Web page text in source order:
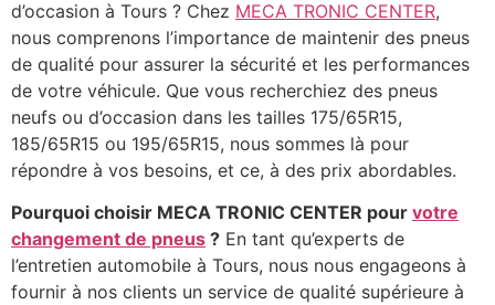
d’occasion à Tours ? Chez MECA TRONIC CENTER,
nous comprenons l’importance de maintenir des pneus
de qualité pour assurer la sécurité et les performances
de votre véhicule. Que vous recherchiez des pneus
neufs ou d’occasion dans les tailles 175/65R15,
185/65R15 ou 195/65R15, nous sommes là pour
répondre à vos besoins, et ce, à des prix abordables.
Pourquoi choisir MECA TRONIC CENTER pour votre
changement de pneus ? En tant qu’experts de
l’entretien automobile à Tours, nous nous engageons à
fournir à nos clients un service de qualité supérieure à